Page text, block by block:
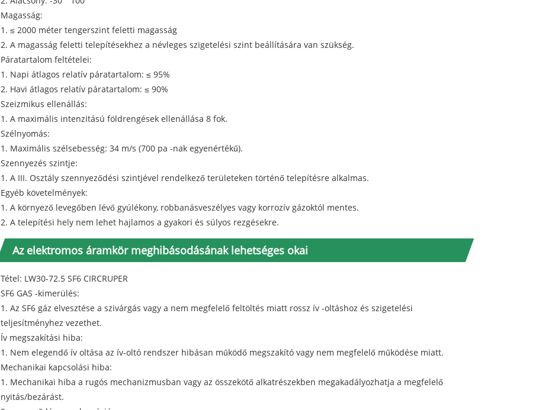
Magasság:
1. ≤ 2000 méter tengerszint feletti magasság
2. A magasság feletti telepítésekhez a névleges szigetelési szint beállítására van szükség.
Páratartalom feltételei:
1. Napi átlagos relatív páratartalom: ≤ 95%
2. Havi átlagos relatív páratartalom: ≤ 90%
Szeizmikus ellenállás:
1. A maximális intenzitású földrengések ellenállása 8 fok.
Szélnyomás:
1. Maximális szélsebesség: 34 m/s (700 pa -nak egyenértékű).
Szennyezés szintje:
1. A III. Osztály szennyeződési szintjével rendelkező területeken történő telepítésre alkalmas.
Egyéb követelmények:
1. A környező levegőben lévő gyúlékony, robbanásveszélyes vagy korrozív gázoktól mentes.
2. A telepítési hely nem lehet hajlamos a gyakori és súlyos rezgésekre.
Az elektromos áramkör meghibásodásának lehetséges okai
Tétel: LW30-72.5 SF6 CIRCRUPER
SF6 GAS -kimerülés:
1. Az SF6 gáz elvesztése a szivárgás vagy a nem megfelelő feltöltés miatt rossz ív -oltáshoz és szigetelési
teljesítményhez vezethet.
Ív megszakítási hiba:
1. Nem elegendő ív oltása az ív-oltó rendszer hibásan működő megszakító vagy nem megfelelő működése miatt.
Mechanikai kapcsolási hiba:
1. Mechanikai hiba a rugós mechanizmusban vagy az összekötő alkatrészekben megakadályozhatja a megfelelő
nyitás/bezárást.